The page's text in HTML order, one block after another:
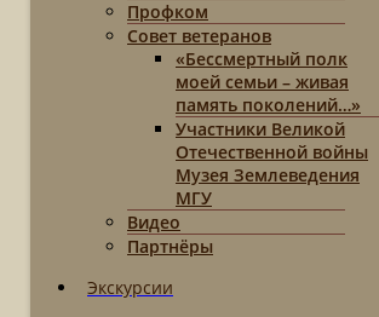
Профком
Совет ветеранов
«Бессмертный полк
моей семьи – живая
память поколений…»
Участники Великой
Отечественной войны
Музея Землеведения
МГУ
Видео
Партнёры
Экскурсии